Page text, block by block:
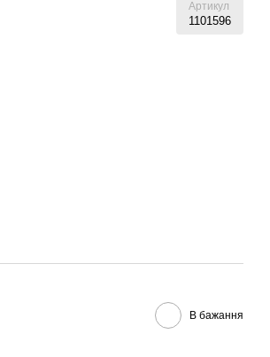
Артикул
1101596
В бажання